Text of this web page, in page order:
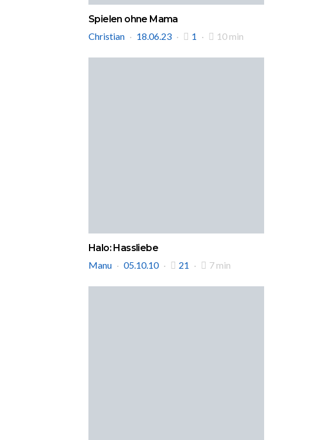
Spielen ohne Mama
Christian
18.06.23 1 10 min
Halo: Hassliebe
Manu
05.10.10 21 7 min